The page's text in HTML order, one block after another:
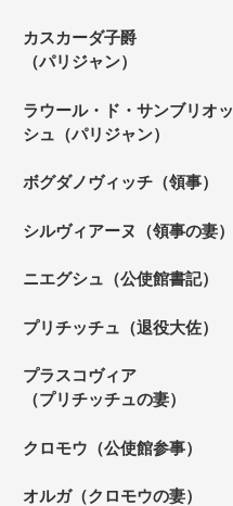
カスカーダ子爵
（パリジャン）
ラウール・ド・サンブリオッ
シュ（パリジャン）
ボグダノヴィッチ（領事）
シルヴィアーヌ（領事の妻）
ニエグシュ（公使館書記）
プリチッチュ（退役大佐）
プラスコヴィア
（プリチッチュの妻）
クロモウ（公使館参事）
オルガ（クロモウの妻）